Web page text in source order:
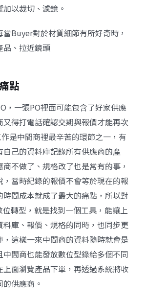
以裁切、濾鏡。
Buyer對於材質細節有所好奇時，
品、拉近鏡頭
點
，一張PO裡面可能包含了好家供應
又得打電話確認交期與報價才能再次
是中間商裡最辛苦的環節之一，有
自己的資料庫記錄所有供應商的產
不做了、規格改了也是常有的事，
，當時紀錄的報價不會等於現在的報
間成本就成了最大的痛點，所以對
轉型，就是找到一個工具，能讓上
料庫、報價、規格的同時，也同步更
，這樣一來中間商的資料隨時就會是
中間商也能發放數位型錄給多個不同
上面瀏覽產品下單，再透過系統將收
供應商。